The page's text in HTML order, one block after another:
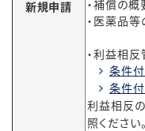
新規申請
・補償の
・医薬品
・利益相反
条件付
条件付
利益相反
照ください。